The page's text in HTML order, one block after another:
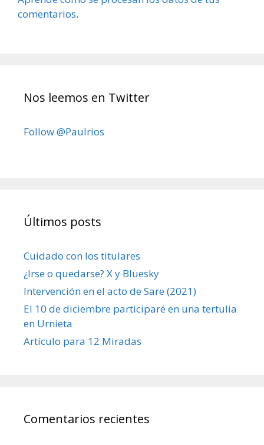
comentarios.
Nos leemos en Twitter
Follow @Paulrios
Últimos posts
Cuidado con los titulares
¿Irse o quedarse? X y Bluesky
Intervención en el acto de Sare (2021)
El 10 de diciembre participaré en una tertulia
en Urnieta
Artículo para 12 Miradas
Comentarios recientes